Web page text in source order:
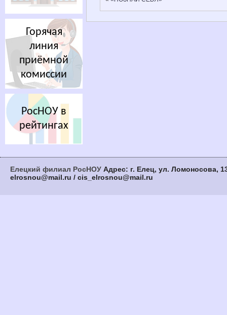
Горячая
линия
приёмной
комиссии
РосНОУ в
рейтингах
Елецкий филиал РосНОУ Адрес: г. Елец, ул. Ломоносова,
elrosnou@mail.ru / cis_elrosnou@mail.ru